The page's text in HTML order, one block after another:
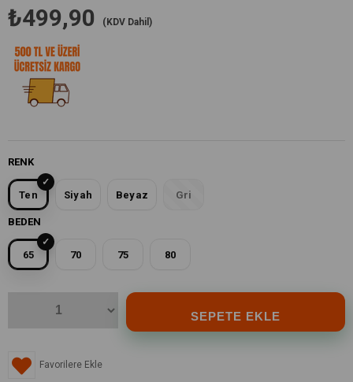
₺499,90 (KDV Dahil)
RENK
Ten Siyah Beyaz Gri
BEDEN
65 70 75 80
Favorilere Ekle